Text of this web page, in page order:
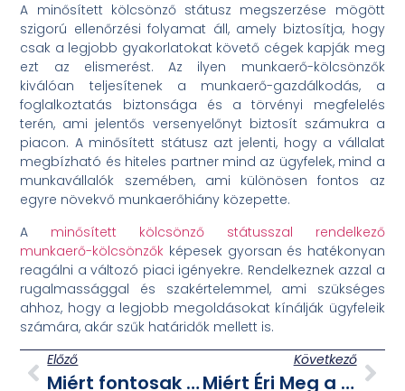
A minősített kölcsönző státusz megszerzése mögött
szigorú ellenőrzési folyamat áll, amely biztosítja, hogy
csak a legjobb gyakorlatokat követő cégek kapják meg
ezt az elismerést. Az ilyen munkaerő-kölcsönzők
kiválóan teljesítenek a munkaerő-gazdálkodás, a
foglalkoztatás biztonsága és a törvényi megfelelés
terén, ami jelentős versenyelőnyt biztosít számukra a
piacon. A minősített státusz azt jelenti, hogy a vállalat
megbízható és hiteles partner mind az ügyfelek, mind a
munkavállalók szemében, ami különösen fontos az
egyre növekvő munkaerőhiány közepette.
A minősített kölcsönző státusszal rendelkező
munkaerő-kölcsönzők képesek gyorsan és hatékonyan
reagálni a változó piaci igényekre. Rendelkeznek azzal a
rugalmassággal és szakértelemmel, ami szükséges
ahhoz, hogy a legjobb megoldásokat kínálják ügyfeleik
számára, akár szűk határidők mellett is.
Előző
Miért fontosak a felnőttképzések?
Következő
Miért Éri Meg a Legjobbakkal Dolgozni?